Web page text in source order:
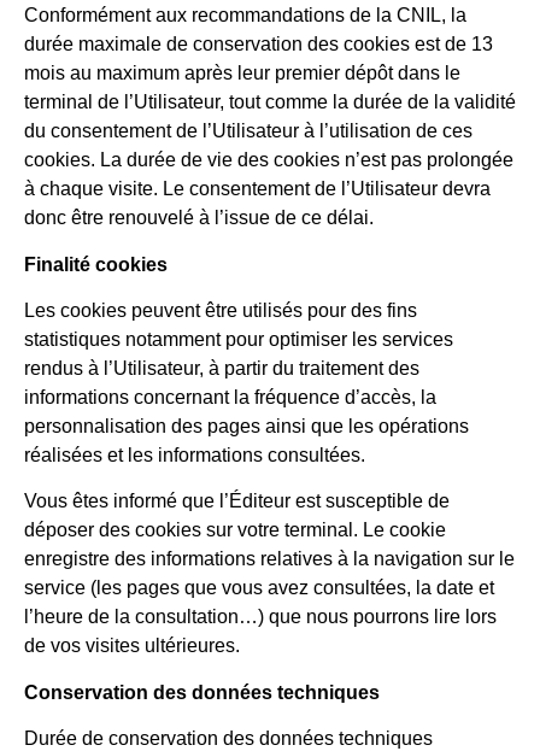
Conformément aux recommandations de la CNIL, la
durée maximale de conservation des cookies est de 13
mois au maximum après leur premier dépôt dans le
terminal de l’Utilisateur, tout comme la durée de la validité
du consentement de l’Utilisateur à l’utilisation de ces
cookies. La durée de vie des cookies n’est pas prolongée
à chaque visite. Le consentement de l’Utilisateur devra
donc être renouvelé à l’issue de ce délai.
Finalité cookies
Les cookies peuvent être utilisés pour des fins
statistiques notamment pour optimiser les services
rendus à l’Utilisateur, à partir du traitement des
informations concernant la fréquence d’accès, la
personnalisation des pages ainsi que les opérations
réalisées et les informations consultées.
Vous êtes informé que l’Éditeur est susceptible de
déposer des cookies sur votre terminal. Le cookie
enregistre des informations relatives à la navigation sur le
service (les pages que vous avez consultées, la date et
l’heure de la consultation…) que nous pourrons lire lors
de vos visites ultérieures.
Conservation des données techniques
Durée de conservation des données techniques